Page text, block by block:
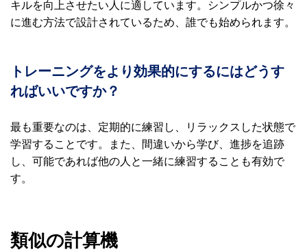
キルを向上させたい人に適しています。シンプルかつ徐々
に進む方法で設計されているため、誰でも始められます。
トレーニングをより効果的にするにはどうす
ればいいですか？
最も重要なのは、定期的に練習し、リラックスした状態で
学習することです。また、間違いから学び、進捗を追跡
し、可能であれば他の人と一緒に練習することも有効で
す。
類似の計算機